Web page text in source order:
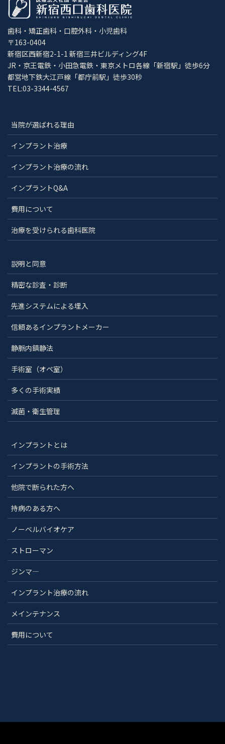
歯科・矯正歯科・口腔外科・小児歯科
〒163-0404
新宿区西新宿2-1-1 新宿三井ビルディング4F
JR・京王電鉄・小田急電鉄・東京メトロ各線「新宿駅」徒歩6分
都営地下鉄大江戸線「都庁前駅」徒歩30秒
TEL:03-3344-4567
当院が選ばれる理由
インプラント治療
インプラント治療の流れ
インプラントQ&A
費用について
治療を受けられる歯科医院
説明と同意
精密な診査・診断
先進システムによる埋入
信頼あるインプラントメーカー
静脈内鎮静法
手術室（オペ室）
多くの手術実績
滅菌・衛生管理
インプラントとは
インプラントの手術方法
他院で断られた方へ
持病のある方へ
ノーベルバイオケア
ストローマン
ジンマ―
インプラント治療の流れ
メインテナンス
費用について